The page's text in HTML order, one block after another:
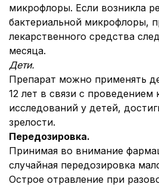
микрофлоры. Если возникла
бактериальной микрофлоры,
лекарственного средства
месяца.
Дети.
Препарат можно применять
12 лет в связи с проведением
исследований у детей,
зрелости.
Передозировка.
Принимая во внимание
случайная передозировка
Острое отравление при